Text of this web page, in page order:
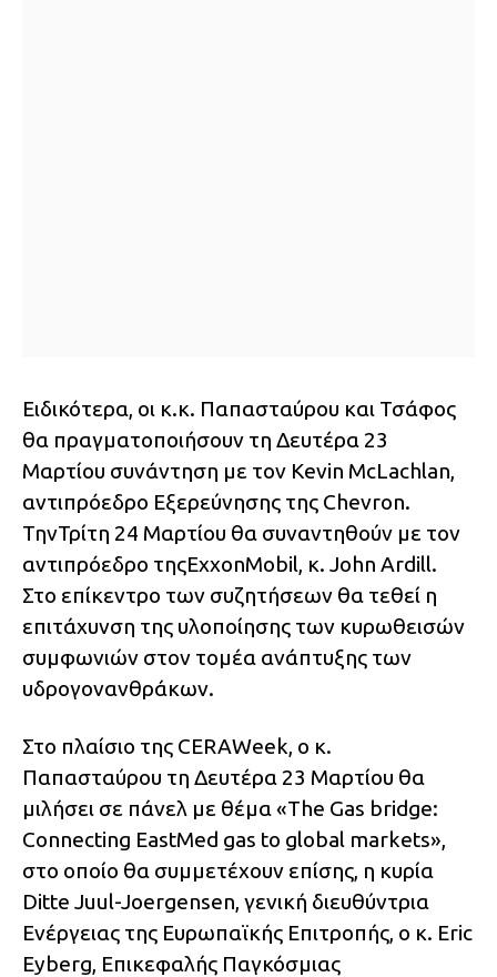
Ειδικότερα, οι κ.κ. Παπασταύρου και Τσάφος
θα πραγματοποιήσουν τη Δευτέρα 23
Μαρτίου συνάντηση με τον Kevin McLachlan,
αντιπρόεδρο Εξερεύνησης της Chevron.
ΤηνΤρίτη 24 Μαρτίου θα συναντηθούν με τον
αντιπρόεδρο τηςExxonMobil, κ. John Ardill.
Στο επίκεντρο των συζητήσεων θα τεθεί η
επιτάχυνση της υλοποίησης των κυρωθεισών
συμφωνιών στον τομέα ανάπτυξης των
υδρογονανθράκων.
Στο πλαίσιο της CERAWeek, ο κ.
Παπασταύρου τη Δευτέρα 23 Μαρτίου θα
μιλήσει σε πάνελ με θέμα «The Gas bridge:
Connecting EastMed gas to global markets»,
στο οποίο θα συμμετέχουν επίσης, η κυρία
Ditte Juul-Joergensen, γενική διευθύντρια
Ενέργειας της Ευρωπαϊκής Επιτροπής, ο κ. Eric
Eyberg, Επικεφαλής Παγκόσμιας